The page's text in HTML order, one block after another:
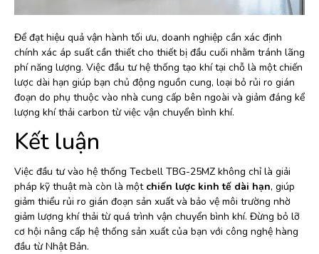
Để đạt hiệu quả vận hành tối ưu, doanh nghiệp cần xác định
chính xác áp suất cần thiết cho thiết bị đầu cuối nhằm tránh lãng
phí năng lượng. Việc đầu tư hệ thống tạo khí tại chỗ là một chiến
lược dài hạn giúp bạn chủ động nguồn cung, loại bỏ rủi ro gián
đoạn do phụ thuộc vào nhà cung cấp bên ngoài và giảm đáng kể
lượng khí thải carbon từ việc vận chuyển bình khí.
Kết luận
Việc đầu tư vào hệ thống Tecbell TBG-25MZ không chỉ là giải
pháp kỹ thuật mà còn là một chiến lược kinh tế dài hạn, giúp
giảm thiểu rủi ro gián đoạn sản xuất và bảo vệ môi trường nhờ
giảm lượng khí thải từ quá trình vận chuyển bình khí. Đừng bỏ lỡ
cơ hội nâng cấp hệ thống sản xuất của bạn với công nghệ hàng
đầu từ Nhật Bản.